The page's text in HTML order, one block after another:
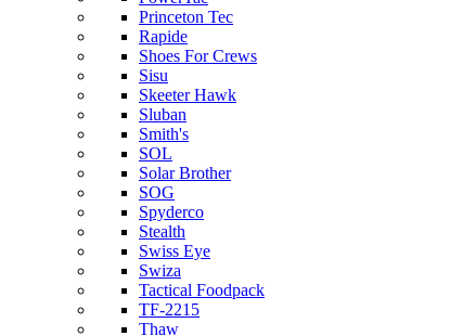
Princeton Tec
Rapide
Shoes For Crews
Sisu
Skeeter Hawk
Sluban
Smith's
SOL
Solar Brother
SOG
Spyderco
Stealth
Swiss Eye
Swiza
Tactical Foodpack
TF-2215
Thaw